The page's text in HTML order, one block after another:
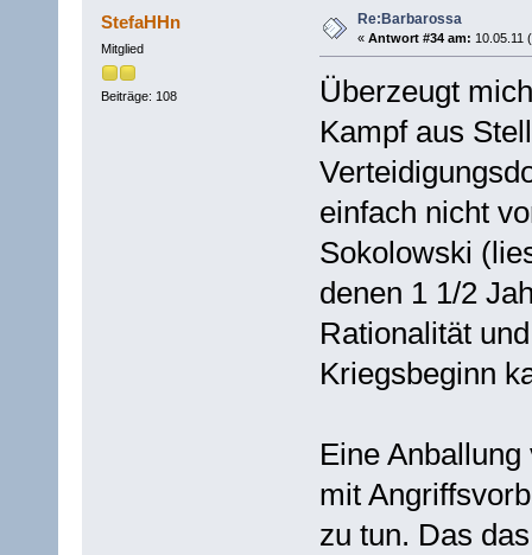
StefaHHn
Mitglied
Beiträge: 108
Re:Barbarossa
« Antwort #34 am: 10.05.11
Überzeugt
Kampf aus
einfach nicht
Sokolowski
denen 1 1/2
Rationalität
Kriegsbeginn
Eine
mit
zu tun. Das